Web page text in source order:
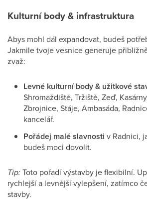
Kulturní body & infrastruktura
Abys mohl dál expandovat, budeš
Jakmile tvoje vesnice generuje
zvaž:
Levné kulturní body & užitkové
Shromaždiště, Tržiště, Zeď,
Zbrojnice, Stáje, Ambasáda,
kancelář.
Pořádej malé slavnosti v Radnici,
budeš moci dovolit.
Tip:Toto pořadí výstavby je flexibilní.
rychlejší a levnější vylepšení, zatímco
stavby.